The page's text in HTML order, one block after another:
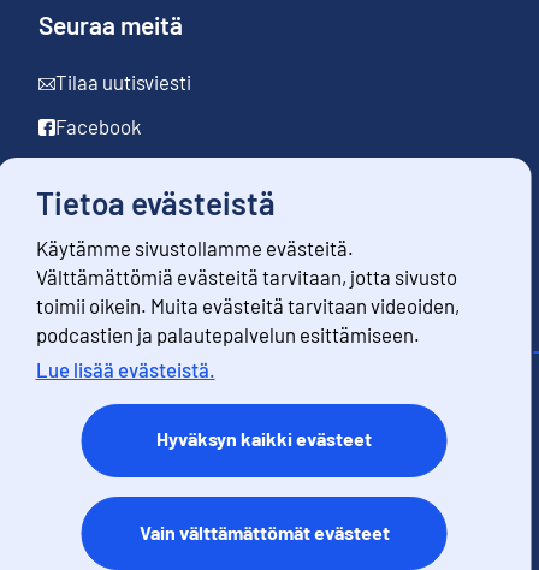
Tietoa evästeistä
Käytämme sivustollamme evästeitä.
Välttämättömiä evästeitä tarvitaan, jotta sivusto
toimii oikein. Muita evästeitä tarvitaan videoiden,
podcastien ja palautepalvelun esittämiseen.
Lue lisää evästeistä.
Hyväksyn kaikki evästeet
Vain välttämättömät evästeet
Seuraa meitä
Tilaa uutisviesti
Facebook
YouTube
Instagram
Palaute
Käyttöehdot
Tietosuoja
Saavutettavuus
Tietoa sivustosta